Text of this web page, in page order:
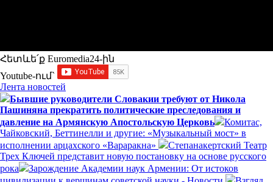
Հետևե՛ք Euromedia24-ին
Youtube-ում`
Лента новостей
Бывшие руководители Словакии требуют от Никола
Пашиняна прекратить политические преследования и
давление на Армянскую Апостольскую Церковь
Комитас,
Чайковский, Беттинелли и другие: «Музыкальный мост» в
исполнении арцахского «Вараракна»
Степанакертский Театр
Трех Ключей представит новую постановку на основе русского
рока
Зарождение Академии наук Армении: От истоков